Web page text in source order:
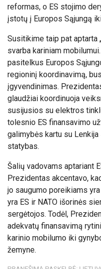
reformas, o ES stojimo
įstotų į Europos Sąjungą
Susitikime taip pat aptarta
svarba kariniam
pasitelkus Europos
regioninį koordinavimą,
įgyvendinimas.
glaudžiai koordinuoja
susijusios su elektros
tolesnio ES finansavimo
galimybės kartu su Lenkija
statybas.
Šalių vadovams aptariant
Prezidentas akcentavo,
jo saugumo poreikiams
yra ES ir NATO išorinės
sergėtojos. Todėl,
adekvatų finansavimą
karinio mobilumo iki
žemyne.